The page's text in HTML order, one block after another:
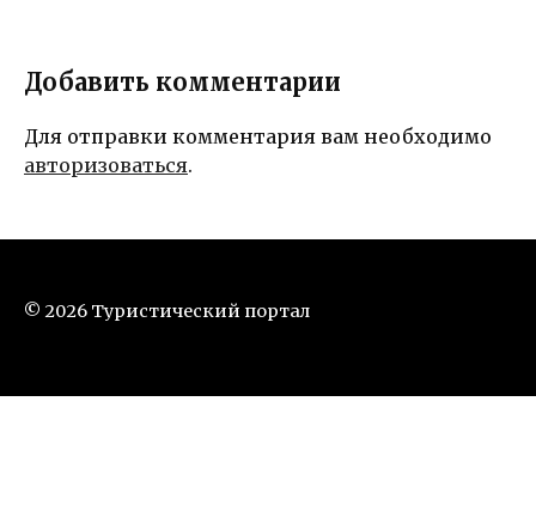
Добавить комментарии
Для отправки комментария вам необходимо
авторизоваться.
© 2026 Туристический портал